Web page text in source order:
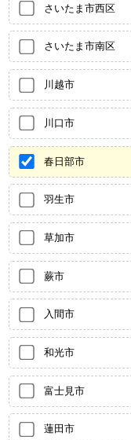
さいたま市西区
さいたま市南区
川越市
川口市
春日部市
羽生市
草加市
蕨市
入間市
和光市
富士見市
蓮田市